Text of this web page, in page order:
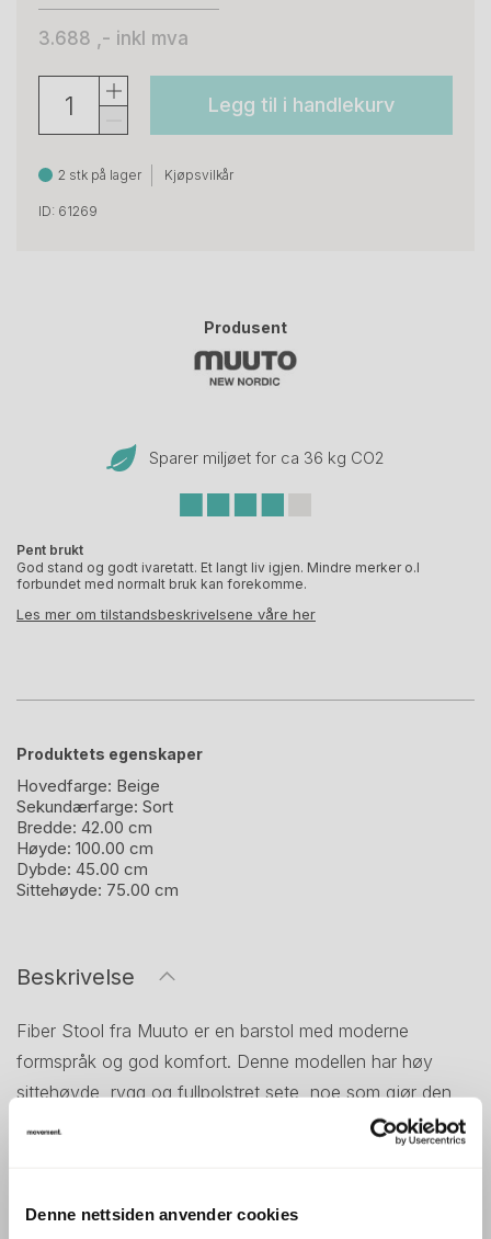
Denne nettsiden anvender cookies
3.688 ,- inkl mva
Legg til i handlekurv
2 stk på lager Kjøpsvilkår
ID: 61269
Produsent
Sparer miljøet for ca 36 kg CO2
Pent brukt
God stand og godt ivaretatt. Et langt liv igjen. Mindre merker o.l
forbundet med normalt bruk kan forekomme.
Les mer om tilstandsbeskrivelsene våre her
Produktets egenskaper
Hovedfarge: Beige
Sekundærfarge: Sort
Bredde: 42.00 cm
Høyde: 100.00 cm
Dybde: 45.00 cm
Sittehøyde: 75.00 cm
Beskrivelse
Fiber Stool fra Muuto er en barstol med moderne
formspråk og god komfort. Denne modellen har høy
sittehøyde, rygg og fullpolstret sete, noe som gjør den
behagelig også ved lengre bruk. Det enkle understellet i
med høyde ca. 105 cm. Den kombinerer funksjon og